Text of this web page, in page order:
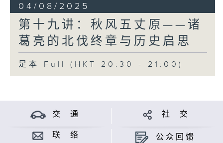
04/08/2025
第十九讲：秋风五丈原——诸
葛亮的北伐终章与历史启思
足本 Full (HKT 20:30 - 21:00)
交 通 社 交
联 络 公众回馈